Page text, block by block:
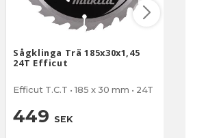
Sågklinga Trä 185x30x1,45
24T Efficut
Efficut T.C.T • 185 x 30 mm • 24T
449 SEK